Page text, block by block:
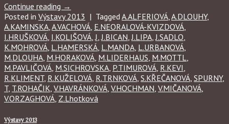
Continue reading →
Posted in Výstavy 2013 | Tagged A.ALFERIOVÁ A.DLOUHY,
A.KAMINSKA A.VACHOVÁ E.NEORALOVÁ-KVIZDOVÁ
I.HRUŠKOVÁ I.KOLIŠOVÁ J J.BICAN J.LIPA J.SADLO
K.MOHROVÁ L.HAMERSKÁ L.MANDA L.URBANOVÁ
M.DLOUHA M.HORAKOVÁ M.LIDERHAUS M.MOTTL
M.PAVLIČOVÁ M.SICHROVSKA P.TIMUROVÁ R.KEVI
R.KLIMENT, R.KUŽELOVÁ R.TRNKOVÁ S.KŘEČANOVÁ SPURNY,
T, T.ROHAČIK V.HAVRÁNKOVÁ V.HOCHMAN V.MIČANOVÁ
V.ORZAGHOVÁ Z.Lhotková
Výstavy 2013